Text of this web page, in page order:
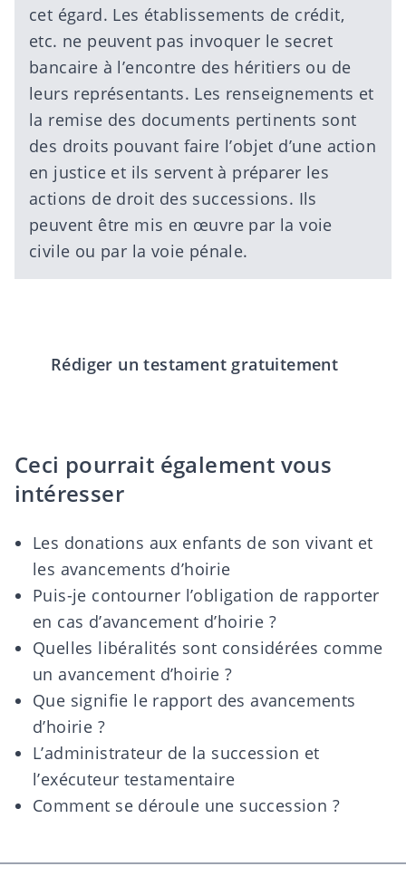
cet égard. Les établissements de crédit,
etc. ne peuvent pas invoquer le secret
bancaire à l’encontre des héritiers ou de
leurs représentants. Les renseignements et
la remise des documents pertinents sont
des droits pouvant faire l’objet d’une action
en justice et ils servent à préparer les
actions de droit des successions. Ils
peuvent être mis en œuvre par la voie
civile ou par la voie pénale.
Rédiger un testament gratuitement
Ceci pourrait également vous
intéresser
Les donations aux enfants de son vivant et
les avancements d’hoirie
Puis-je contourner l’obligation de rapporter
en cas d’avancement d’hoirie ?
Quelles libéralités sont considérées comme
un avancement d’hoirie ?
Que signifie le rapport des avancements
d’hoirie ?
L’administrateur de la succession et
l’exécuteur testamentaire
Comment se déroule une succession ?